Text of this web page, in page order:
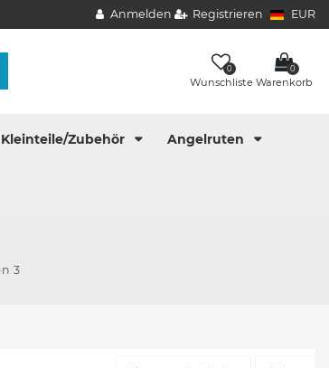
Anmelden Registrieren EUR
0
Wunschliste
0
Warenkorb
Kleinteile/Zubehör Angelruten
3